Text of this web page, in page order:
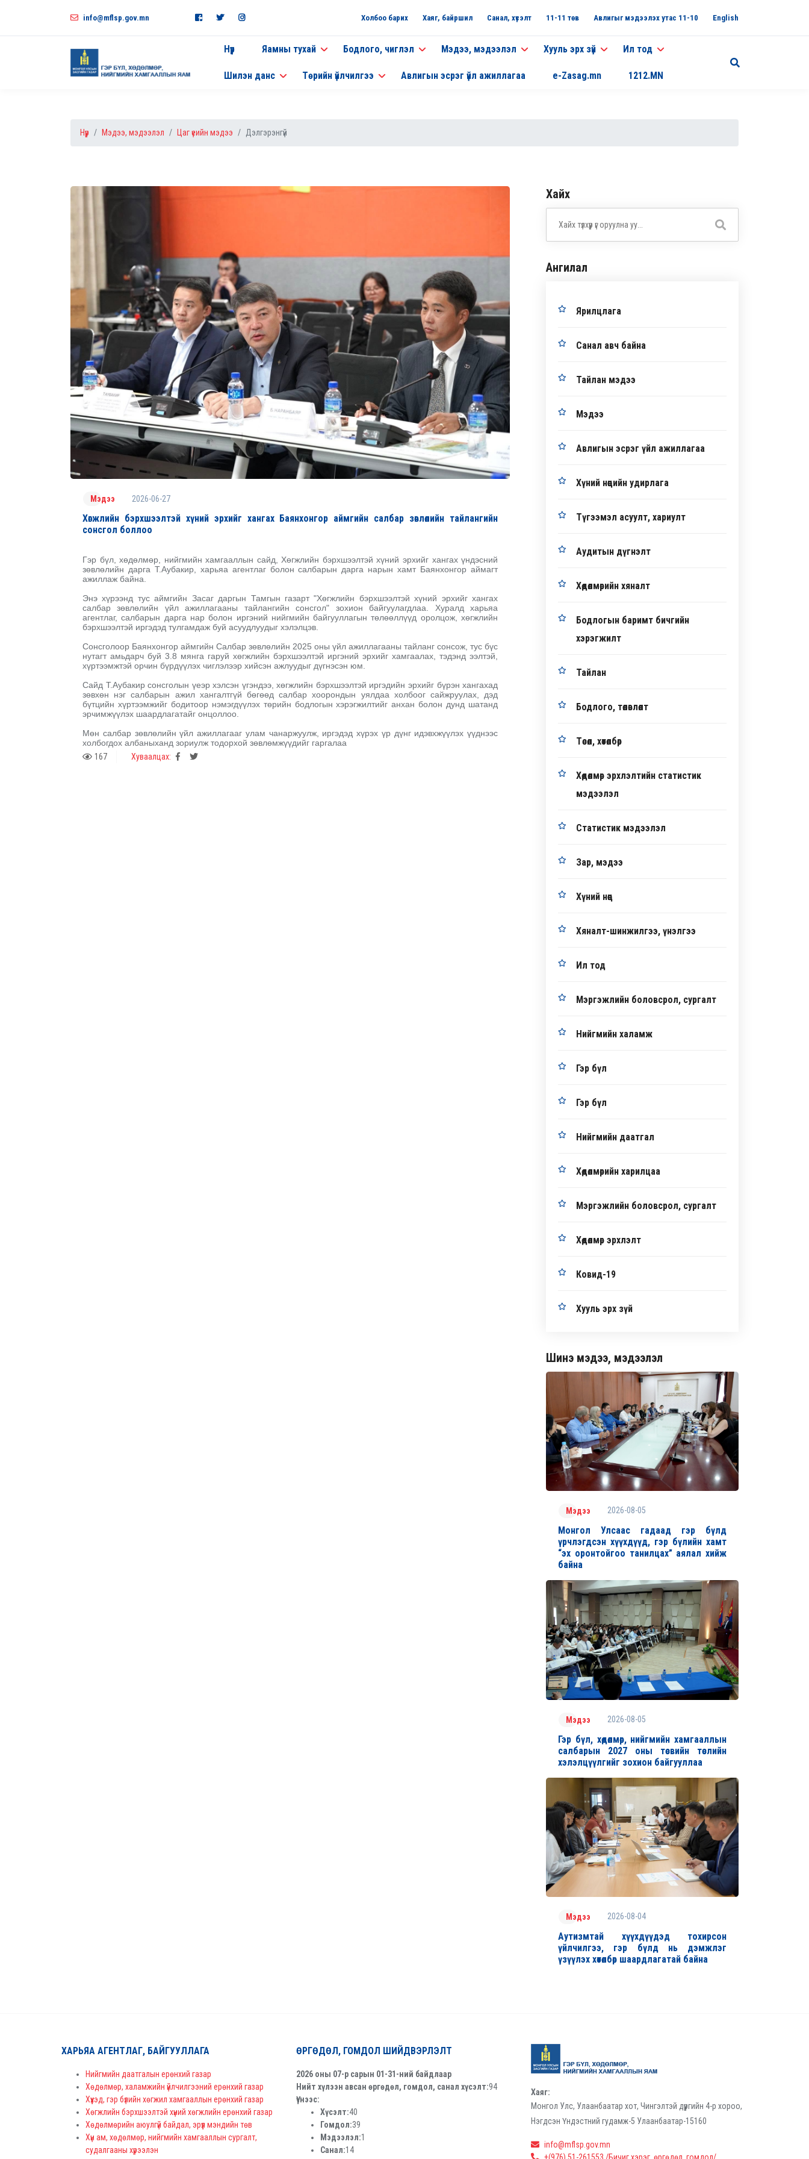
info@mflsp.gov.mn Холбоо барих Хаяг, байршил Санал, хүсэлт 11-11 төв Авлигыг мэдээлэх утас 11-10 English
Нүүр Яамны тухай Бодлого, чиглэл Мэдээ, мэдээлэл Хууль эрх зүй Ил тод
Шилэн данс Төрийн үйлчилгээ Авлигын эсрэг үйл ажиллагаа e-Zasag.mn 1212.MN
Нүүр Мэдээ, мэдээлэл Цаг үеийн мэдээ Дэлгэрэнгүй
Мэдээ 2026-06-27
Хөгжлийн бэрхшээлтэй хүний эрхийг хангах Баянхонгор аймгийн салбар зөвлөлийн тайлангийн
сонсгол боллоо
Гэр бүл, хөдөлмөр, нийгмийн хамгааллын сайд, Хөгжлийн бэрхшээлтэй хүний эрхийг хангах үндэсний
зөвлөлийн дарга Т.Аубакир, харьяа агентлаг болон салбарын дарга нарын хамт Баянхонгор аймагт
ажиллаж байна.
Энэ хүрээнд тус аймгийн Засаг даргын Тамгын газарт "Хөгжлийн бэрхшээлтэй хүний эрхийг хангах
салбар зөвлөлийн үйл ажиллагааны тайлангийн сонсгол" зохион байгуулагдлаа. Хуралд харьяа
агентлаг, салбарын дарга нар болон иргэний нийгмийн байгууллагын төлөөллүүд оролцож, хөгжлийн
бэрхшээлтэй иргэдэд тулгамдаж буй асуудлуудыг хэлэлцэв.
Сонсголоор Баянхонгор аймгийн Салбар зөвлөлийн 2025 оны үйл ажиллагааны тайланг сонсож, тус бүс
нутагт амьдарч буй 3.8 мянга гаруй хөгжлийн бэрхшээлтэй иргэний эрхийг хамгаалах, тэдэнд ээлтэй,
хүртээмжтэй орчин бүрдүүлэх чиглэлээр хийсэн ажлуудыг дүгнэсэн юм.
Сайд Т.Аубакир сонсголын үеэр хэлсэн үгэндээ, хөгжлийн бэрхшээлтэй иргэдийн эрхийг бүрэн хангахад
зөвхөн нэг салбарын ажил хангалтгүй бөгөөд салбар хоорондын уялдаа холбоог сайжруулах, дэд
бүтцийн хүртээмжийг бодитоор нэмэгдүүлэх төрийн бодлогын хэрэгжилтийг анхан болон дунд шатанд
эрчимжүүлэх шаардлагатайг онцоллоо.
Мөн салбар зөвлөлийн үйл ажиллагааг улам чанаржуулж, иргэдэд хүрэх үр дүнг идэвхжүүлэх үүднээс
холбогдох албаныханд зориулж тодорхой зөвлөмжүүдийг гаргалаа
167
Хуваалцах:
Хайх
Ангилал
Ярилцлага
Санал авч байна
Тайлан мэдээ
Мэдээ
Авлигын эсрэг үйл ажиллагаа
Хүний нөөцийн удирлага
Түгээмэл асуулт, хариулт
Аудитын дүгнэлт
Хөдөлмөрийн хяналт
Бодлогын баримт бичгийн
хэрэгжилт
Тайлан
Бодлого, төлөвлөлт
Төсөл, хөтөлбөр
Хөдөлмөр эрхлэлтийн статистик
мэдээлэл
Статистик мэдээлэл
Зар, мэдээ
Хүний нөөц
Хяналт-шинжилгээ, үнэлгээ
Ил тод
Мэргэжлийн боловсрол, сургалт
Нийгмийн халамж
Гэр бүл
Гэр бүл
Нийгмийн даатгал
Хөдөлмөрийн харилцаа
Мэргэжлийн боловсрол, сургалт
Хөдөлмөр эрхлэлт
Ковид-19
Хууль эрх зүй
Шинэ мэдээ, мэдээлэл
Мэдээ 2026-08-05
Монгол Улсаас гадаад гэр бүлд
үрчлэгдсэн хүүхдүүд, гэр бүлийн хамт
“эх оронтойгоо танилцах” аялал хийж
байна
Мэдээ 2026-08-05
Гэр бүл, хөдөлмөр, нийгмийн хамгааллын
салбарын 2027 оны төсвийн төслийн
хэлэлцүүлгийг зохион байгууллаа
Мэдээ 2026-08-04
Аутизмтай хүүхдүүдэд тохирсон
үйлчилгээ, гэр бүлд нь дэмжлэг
үзүүлэх хөтөлбөр шаардлагатай байна
ХАРЬЯА АГЕНТЛАГ, БАЙГУУЛЛАГА
Нийгмийн даатгалын ерөнхий газар
Хөдөлмөр, халамжийн үйлчилгээний ерөнхий газар
Хүүхэд, гэр бүлийн хөгжил хамгааллын ерөнхий газар
Хөгжлийн бэрхшээлтэй хүний хөгжлийн ерөнхий газар
Хөдөлмөрийн аюулгүй байдал, эрүүл мэндийн төв
Хүн ам, хөдөлмөр, нийгмийн хамгааллын сургалт,
судалгааны хүрээлэн
ӨРГӨДӨЛ, ГОМДОЛ ШИЙДВЭРЛЭЛТ
2026 оны 07-р сарын 01-31-ний байдлаар
Нийт хүлээн авсан өргөдөл, гомдол, санал хүсэлт:94
Үүнээс:
Хүсэлт:40
Гомдол:39
Мэдээлэл:1
Санал:14
Хаяг:
Монгол Улс, Улаанбаатар хот, Чингэлтэй дүүргийн 4-р хороо,
Нэгдсэн Үндэстний гудамж-5 Улаанбаатар-15160
info@mflsp.gov.mn